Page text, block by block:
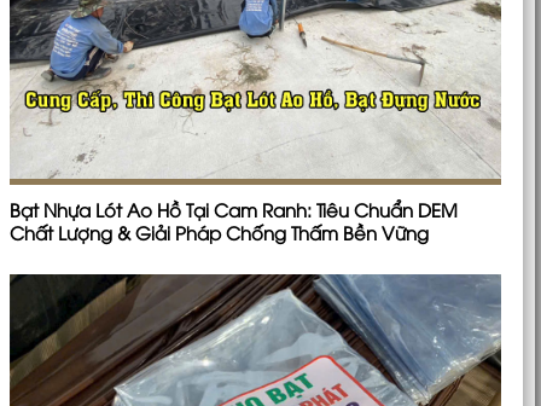
Bạt Nhựa Lót Ao Hồ Tại Cam Ranh: Tiêu Chuẩn DEM
Chất Lượng & Giải Pháp Chống Thấm Bền Vững